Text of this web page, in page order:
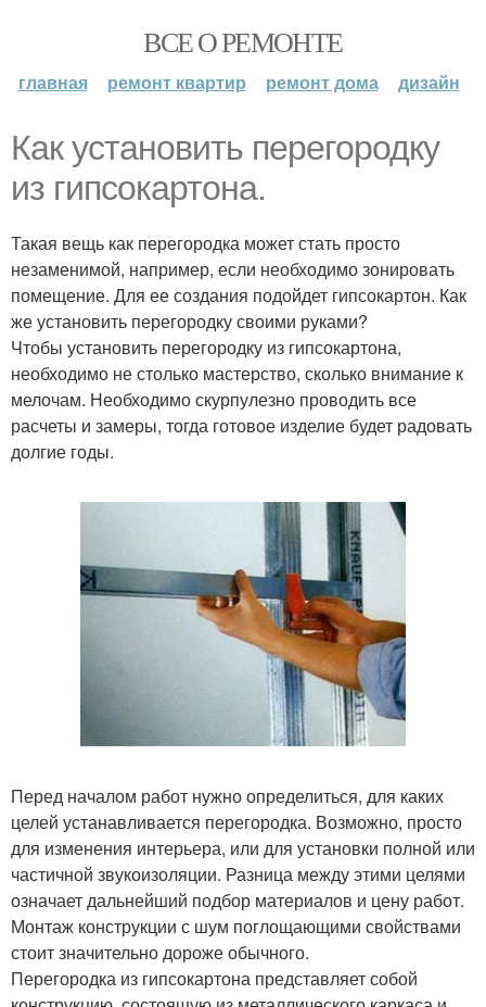
ВСЕ О РЕМОНТЕ
главная ремонт квартир ремонт дома дизайн
Как установить перегородку
из гипсокартона.
Такая вещь как перегородка может стать просто
незаменимой, например, если необходимо зонировать
помещение. Для ее создания подойдет гипсокартон. Как
же установить перегородку своими руками?
Чтобы установить перегородку из гипсокартона,
необходимо не столько мастерство, сколько внимание к
мелочам. Необходимо скурпулезно проводить все
расчеты и замеры, тогда готовое изделие будет радовать
долгие годы.
Перед началом работ нужно определиться, для каких
целей устанавливается перегородка. Возможно, просто
для изменения интерьера, или для установки полной или
частичной звукоизоляции. Разница между этими целями
означает дальнейший подбор материалов и цену работ.
Монтаж конструкции с шум поглощающими свойствами
стоит значительно дороже обычного.
Перегородка из гипсокартона представляет собой